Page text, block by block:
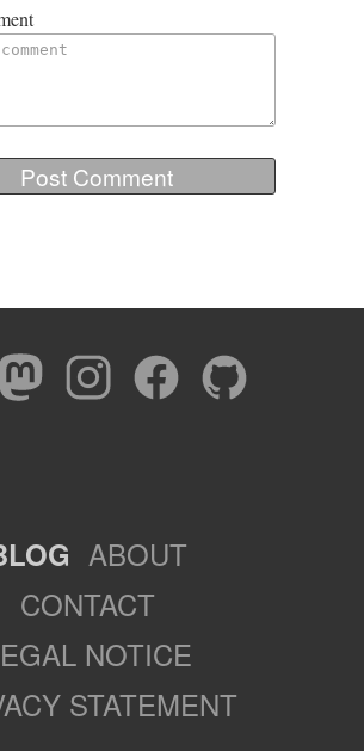
ABOUT
CONTACT
NOTICE
STATEMENT